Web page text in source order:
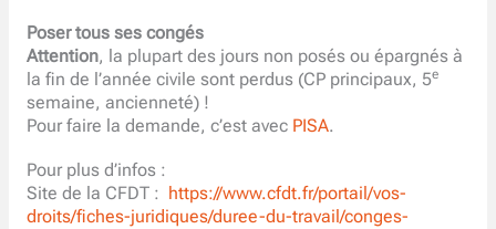
Poser tous ses congés
Attention, la plupart des jours non posés ou épargnés à
la fin de l’année civile sont perdus (CP principaux, 5e
semaine, ancienneté) !
Pour faire la demande, c’est avec PISA.
Pour plus d’infos :
Site de la CFDT :
https://www.cfdt.fr/portail/vos-
droits/fiches-juridiques/duree-du-travail/conges-